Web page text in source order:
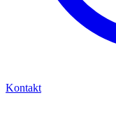
Kontakt